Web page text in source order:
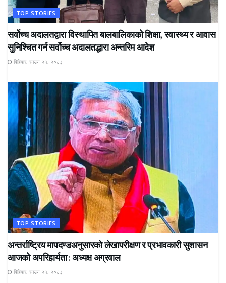
TOP STORIES
सर्वोच्च अदालतद्वारा विस्थापित बालबालिकाको शिक्षा, स्वास्थ्य र आवास
सुनिश्चित गर्न सर्वोच्च अदालतद्धारा अन्तरिम आदेश
बिहिबार, साउन २१, २०८३
TOP STORIES
अन्तर्राष्ट्रिय मापदण्डअनुसारको लेखापरीक्षण र प्रभावकारी सुशासन
आजको अपरिहार्यता : अध्यक्ष अग्रवाल
बिहिबार, साउन २१, २०८३